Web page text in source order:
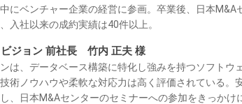
にベンチャー企業の経営に参画。卒業後、日本
入社以来の成約実績は40件以上。
ジョン 前社長 竹内 正夫 様
は、データベース構築に特化し強みを持つソフトウ
術ノウハウや柔軟な対応力は高く評価されている。
、日本M&Aセンターのセミナーへの参加をきっか